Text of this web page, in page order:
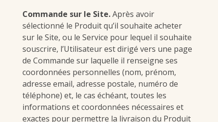
Commande sur le Site.Après avoir
sélectionné le Produit qu’il souhaite acheter
sur le Site, ou le Service pour lequel il souhaite
souscrire, l’Utilisateur est dirigé vers une page
de Commande sur laquelle il renseigne ses
coordonnées personnelles (nom, prénom,
adresse email, adresse postale, numéro de
téléphone) et, le cas échéant, toutes les
informations et coordonnées nécessaires et
exactes pour permettre la livraison du Produit